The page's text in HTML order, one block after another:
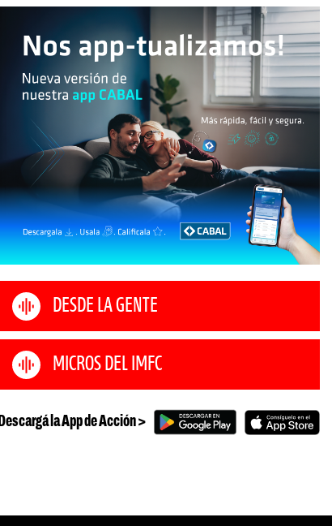
DESDE LA GENTE
MICROS DEL IMFC
Descargá la App de Acción >